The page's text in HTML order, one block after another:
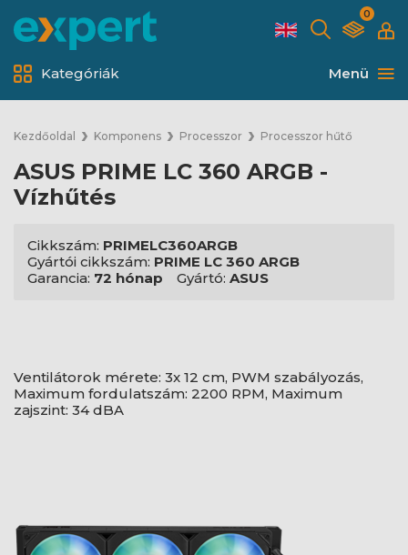
0
Menü
Kategóriák
Kezdőoldal Komponens Processzor Processzor hűtő
ASUS PRIME LC 360 ARGB -
Vízhűtés
Cikkszám: PRIMELC360ARGB
Gyártói cikkszám: PRIME LC 360 ARGB
Garancia: 72 hónap Gyártó: ASUS
Ventilátorok mérete: 3x 12 cm, PWM szabályozás,
Maximum fordulatszám: 2200 RPM, Maximum
zajszint: 34 dBA